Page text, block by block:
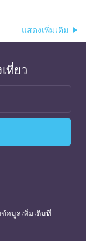
แสดงเพิ่มเติม
ที่ยว
อมูลเพิ่มเติมที่